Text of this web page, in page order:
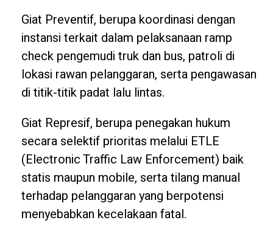
Giat Preventif, berupa koordinasi dengan
instansi terkait dalam pelaksanaan ramp
check pengemudi truk dan bus, patroli di
lokasi rawan pelanggaran, serta pengawasan
di titik-titik padat lalu lintas.
Giat Represif, berupa penegakan hukum
secara selektif prioritas melalui ETLE
(Electronic Traffic Law Enforcement) baik
statis maupun mobile, serta tilang manual
terhadap pelanggaran yang berpotensi
menyebabkan kecelakaan fatal.